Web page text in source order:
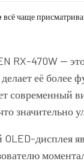
чаще
RX-470W — это
её
современный
значительно
дисплея